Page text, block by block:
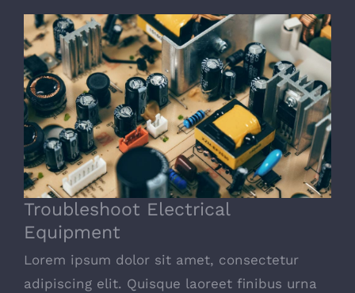
Troubleshoot Electrical Equipment
Troubleshoot Electrical
Equipment
Lorem ipsum dolor sit amet, consectetur
adipiscing elit. Quisque laoreet finibus urna